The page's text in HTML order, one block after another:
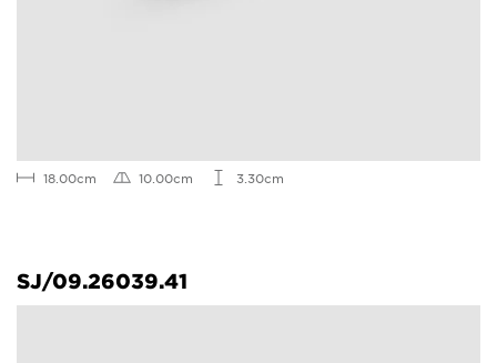
18.00cm 10.00cm 3.30cm
SJ/09.26039.41